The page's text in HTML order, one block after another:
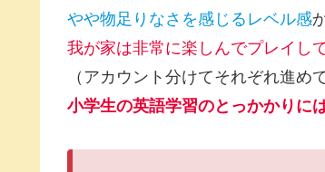
やや物足りなさを感じるレベル感
我が家は非常に楽しんでプレイし
（アカウント分けてそれぞれ進め
小学生の英語学習のとっかかりに